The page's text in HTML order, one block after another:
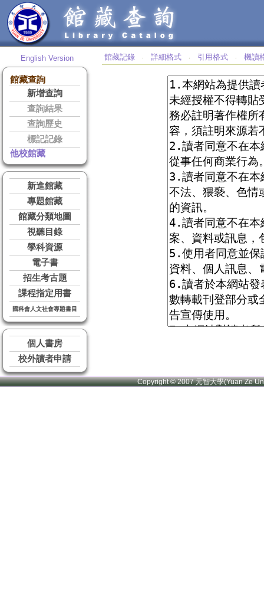
English Version
館藏查詢
新增查詢
查詢結果
查詢歷史
標記記錄
他校館藏
新進館藏
專題館藏
館藏分類地圖
視聽目錄
學科資源
電子書
招生考古題
課程指定用書
國科會人文社會專題書目
個人書房
校外讀者申請
館藏記錄 ‧ 詳細格式 ‧ 引用格式 ‧ 機讀
Copyright © 2007 元智大學(Yuan Ze